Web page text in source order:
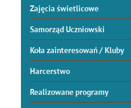
Zajęcia świetlicowe
Samorząd Uczniowski
Koła zainteresowań / Kluby
Harcerstwo
Realizowane programy